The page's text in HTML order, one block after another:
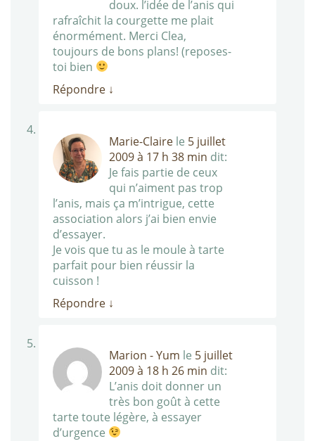
doux. l’idée de l’anis qui
rafraîchit la courgette me plait
énormément. Merci Clea,
toujours de bons plans! (reposes-
toi bien
Répondre ↓
Marie-Claire le 5 juillet
2009 à 17 h 38 min dit:
Je fais partie de ceux
qui n’aiment pas trop
l’anis, mais ça m’intrigue, cette
association alors j’ai bien envie
d’essayer.
Je vois que tu as le moule à tarte
parfait pour bien réussir la
cuisson !
Répondre ↓
Marion - Yum le 5 juillet
2009 à 18 h 26 min dit:
L’anis doit donner un
très bon goût à cette
tarte toute légère, à essayer
d’urgence